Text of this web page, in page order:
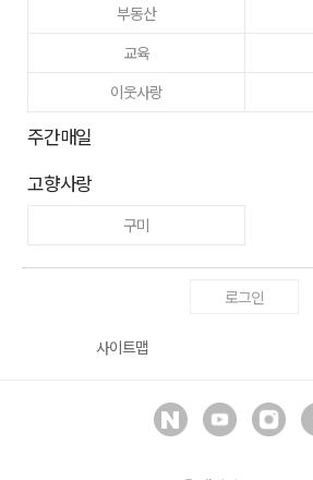
부동산
교육
이웃사랑
주간매일
고향사랑
구미
로그인
사이트맵